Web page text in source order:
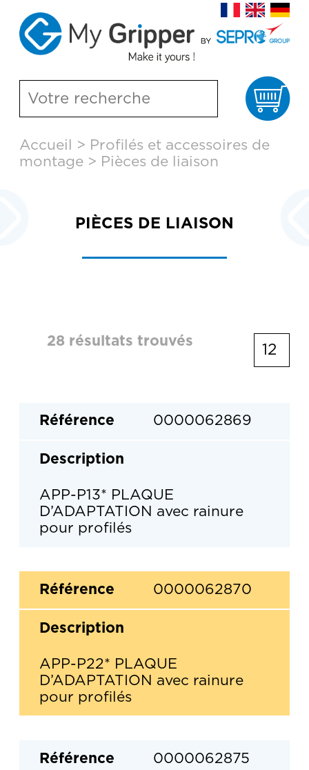
contenu
Accueil > Profilés et accessoires de
montage > Pièces de liaison
PIÈCES DE LIAISON
28 résultats trouvés
0000062869
APP-P13* PLAQUE
D’ADAPTATION avec rainure
pour profilés
0000062870
APP-P22* PLAQUE
D’ADAPTATION avec rainure
pour profilés
0000062875